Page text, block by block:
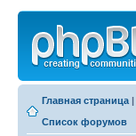
Главная страница |
Список форумов